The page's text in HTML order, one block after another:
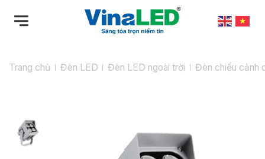
qua
dungTrang chủ Đèn LED Đèn LED ngoài trời Đèn chiếu cảnh